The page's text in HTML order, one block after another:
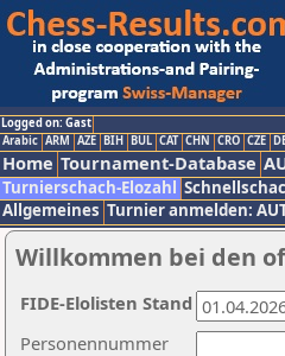
Logged on: Gast
Arabic ARM AZE BIH BUL CAT CHN CRO CZE
Home Tournament-Database
Turnierschach-Elozahl
Allgemeines Turnier anmelden:
Willkommen bei den
Personennummer
FIDE-Elolisten Stand